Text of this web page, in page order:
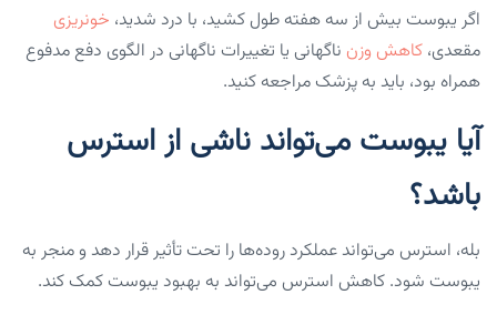
اگر یبوست بیش از سه هفته طول کشید، با درد شدید، خونریزی
مقعدی، کاهش وزن ناگهانی یا تغییرات ناگهانی در الگوی دفع مدفوع
همراه بود، باید به پزشک مراجعه کنید.
آیا یبوست می‌تواند ناشی از استرس
باشد؟
بله، استرس می‌تواند عملکرد روده‌ها را تحت تأثیر قرار دهد و منجر به
یبوست شود. کاهش استرس می‌تواند به بهبود یبوست کمک کند.